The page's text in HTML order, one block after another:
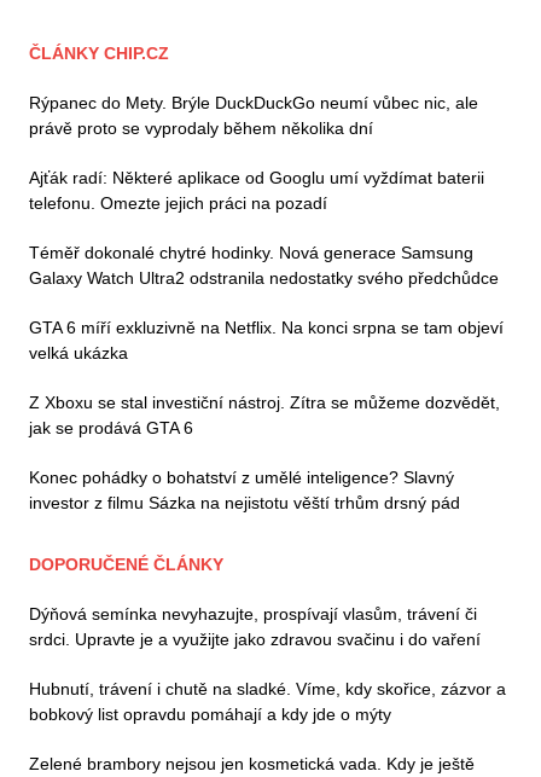
ČLÁNKY CHIP.CZ
Rýpanec do Mety. Brýle DuckDuckGo neumí vůbec nic, ale
právě proto se vyprodaly během několika dní
Ajťák radí: Některé aplikace od Googlu umí vyždímat baterii
telefonu. Omezte jejich práci na pozadí
Téměř dokonalé chytré hodinky. Nová generace Samsung
Galaxy Watch Ultra2 odstranila nedostatky svého předchůdce
GTA 6 míří exkluzivně na Netflix. Na konci srpna se tam objeví
velká ukázka
Z Xboxu se stal investiční nástroj. Zítra se můžeme dozvědět,
jak se prodává GTA 6
Konec pohádky o bohatství z umělé inteligence? Slavný
investor z filmu Sázka na nejistotu věští trhům drsný pád
DOPORUČENÉ ČLÁNKY
Dýňová semínka nevyhazujte, prospívají vlasům, trávení či
srdci. Upravte je a využijte jako zdravou svačinu i do vaření
Hubnutí, trávení i chutě na sladké. Víme, kdy skořice, zázvor a
bobkový list opravdu pomáhají a kdy jde o mýty
Zelené brambory nejsou jen kosmetická vada. Kdy je ještě